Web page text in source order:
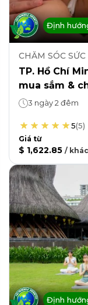
Định
CHĂM SÓC
TP. Hồ Chí
mua sắm &
3 ngày 2 đêm
5(5)
Giá từ
$ 1,622.85 /
Định